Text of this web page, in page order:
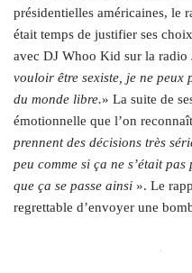
présidentielles américaines, le
était temps de justifier ses
avec DJ Whoo Kid sur la radio
vouloir être sexiste, je ne peux
du monde libre.» La suite de
émotionnelle que l’on
prennent des décisions très
peu comme si ça ne s’était
que ça se passe ainsi ». Le
regrettable d’envoyer une